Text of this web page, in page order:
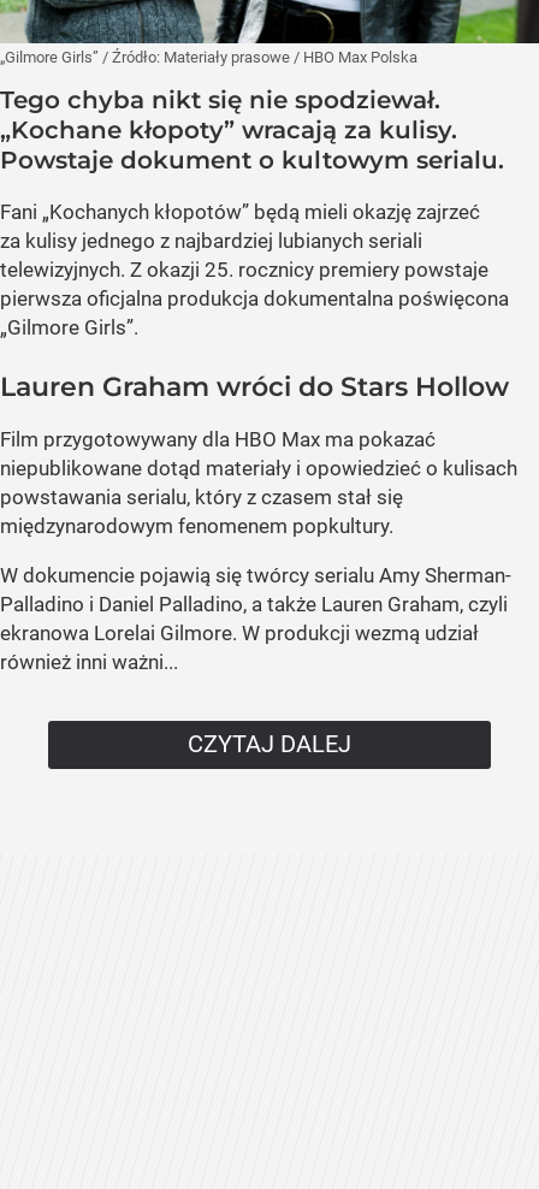
„Gilmore Girls” / Źródło: Materiały prasowe / HBO Max Polska
Tego chyba nikt się nie spodziewał.
„Kochane kłopoty” wracają za kulisy.
Powstaje dokument o kultowym serialu.
Fani „Kochanych kłopotów” będą mieli okazję zajrzeć
za kulisy jednego z najbardziej lubianych seriali
telewizyjnych. Z okazji 25. rocznicy premiery powstaje
pierwsza oficjalna produkcja dokumentalna poświęcona
„Gilmore Girls”.
Lauren Graham wróci do Stars Hollow
Film przygotowywany dla HBO Max ma pokazać
niepublikowane dotąd materiały i opowiedzieć o kulisach
powstawania serialu, który z czasem stał się
międzynarodowym fenomenem popkultury.
W dokumencie pojawią się twórcy serialu Amy Sherman-
Palladino i Daniel Palladino, a także Lauren Graham, czyli
ekranowa Lorelai Gilmore. W produkcji wezmą udział
również inni ważni...
CZYTAJ DALEJ